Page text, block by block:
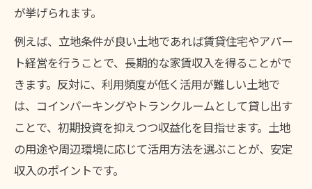
が挙げられます。
例えば、立地条件が良い土地であれば賃貸住宅やアパー
ト経営を行うことで、長期的な家賃収入を得ることがで
きます。反対に、利用頻度が低く活用が難しい土地で
は、コインパーキングやトランクルームとして貸し出す
ことで、初期投資を抑えつつ収益化を目指せます。土地
の用途や周辺環境に応じて活用方法を選ぶことが、安定
収入のポイントです。